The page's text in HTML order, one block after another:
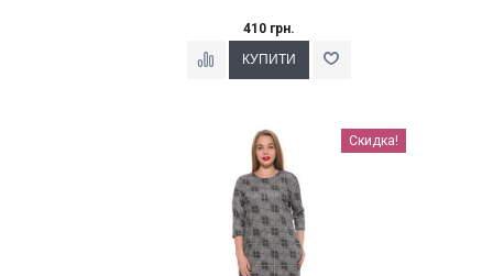
410 грн.
Наклейки Варіант з % Скидка!